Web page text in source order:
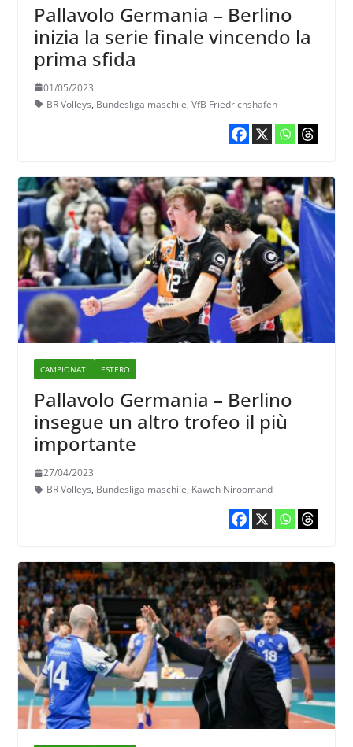
Pallavolo Germania – Berlino
inizia la serie finale vincendo la
prima sfida
01/05/2023
BR Volleys, Bundesliga maschile, VfB Friedrichshafen
CAMPIONATI ESTERO
Pallavolo Germania – Berlino
insegue un altro trofeo il più
importante
27/04/2023
BR Volleys, Bundesliga maschile, Kaweh Niroomand